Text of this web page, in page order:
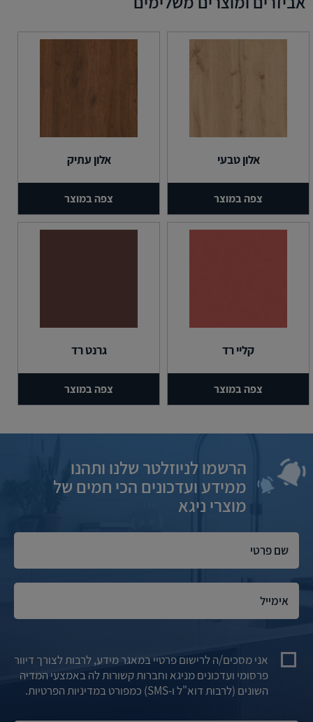
אלון טבעי
צפה במוצר
אלון עתיק
צפה במוצר
קליי רד
צפה במוצר
גרנט רד
צפה במוצר
הרשמו לניוזלטר שלנו ותהנו
ממידע ועדכונים הכי חמים של
מוצרי ניגא
אני מסכים/ה לרישום פרטיי במאגר מידע, לרבות לצורך דיוור
פרסומי ועדכונים מניגא וחברות קשורות לה באמצעי המדיה
השונים (לרבות דוא"ל ו-SMS) כמפורט במדיניות הפרטיות.